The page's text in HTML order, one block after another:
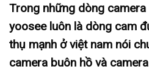
Trong những dòng
yoosee luôn là dòng cam
thụ mạnh ở việt nam nói
camera buôn hồ và